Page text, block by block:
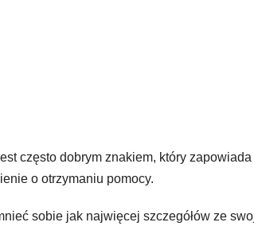
często dobrym znakiem, który
o otrzymaniu pomocy.
sobie jak najwięcej szczegółów ze